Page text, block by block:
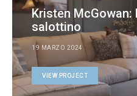
Kristen McGowan:
salottino
19 MARZO 2024
VIEW PROJECT